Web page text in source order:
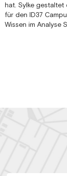
hat. Sylke
für den ID37
Wissen im Analyse